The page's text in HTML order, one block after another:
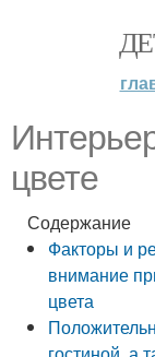
цвете
Содержание
Факторы и
внимание
цвета